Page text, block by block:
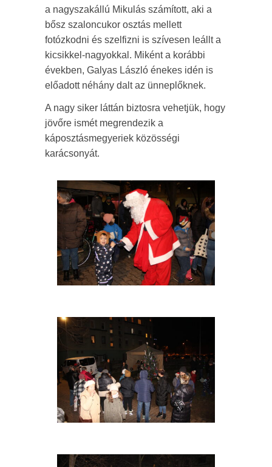
a nagyszakállú Mikulás számított, aki a
bősz szaloncukor osztás mellett
fotózkodni és szelfizni is szívesen leállt a
kicsikkel-nagyokkal. Miként a korábbi
években, Galyas László énekes idén is
előadott néhány dalt az ünneplőknek.
A nagy siker láttán biztosra vehetjük, hogy
jövőre ismét megrendezik a
káposztásmegyeriek közösségi
karácsonyát.